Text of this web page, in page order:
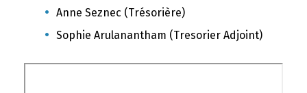
Anne Seznec (Trésorière)
Sophie Arulanantham (Tresorier Adjoint)